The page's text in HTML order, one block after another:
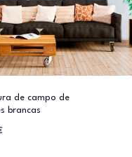
de campo de
brancas